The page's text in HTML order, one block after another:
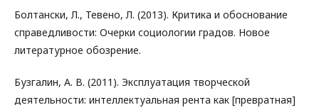
Болтански, Л., Тевено, Л. (2013). Критика и обоснование
справедливости: Очерки социологии градов. Новое
литературное обозрение.
Бузгалин, А. В. (2011). Эксплуатация творческой
деятельности: интеллектуальная рента как [превратная]